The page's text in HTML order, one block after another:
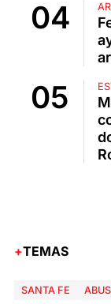
TEMAS
SANTA FE